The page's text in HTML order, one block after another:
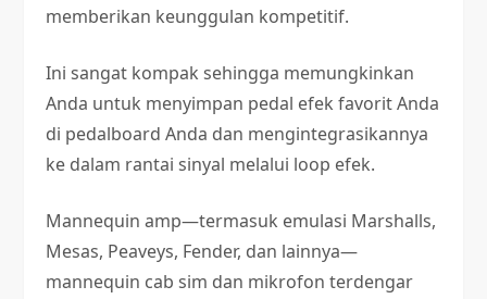
memberikan keunggulan kompetitif.
Ini sangat kompak sehingga memungkinkan
Anda untuk menyimpan pedal efek favorit Anda
di pedalboard Anda dan mengintegrasikannya
ke dalam rantai sinyal melalui loop efek.
Mannequin amp—termasuk emulasi Marshalls,
Mesas, Peaveys, Fender, dan lainnya—
mannequin cab sim dan mikrofon terdengar